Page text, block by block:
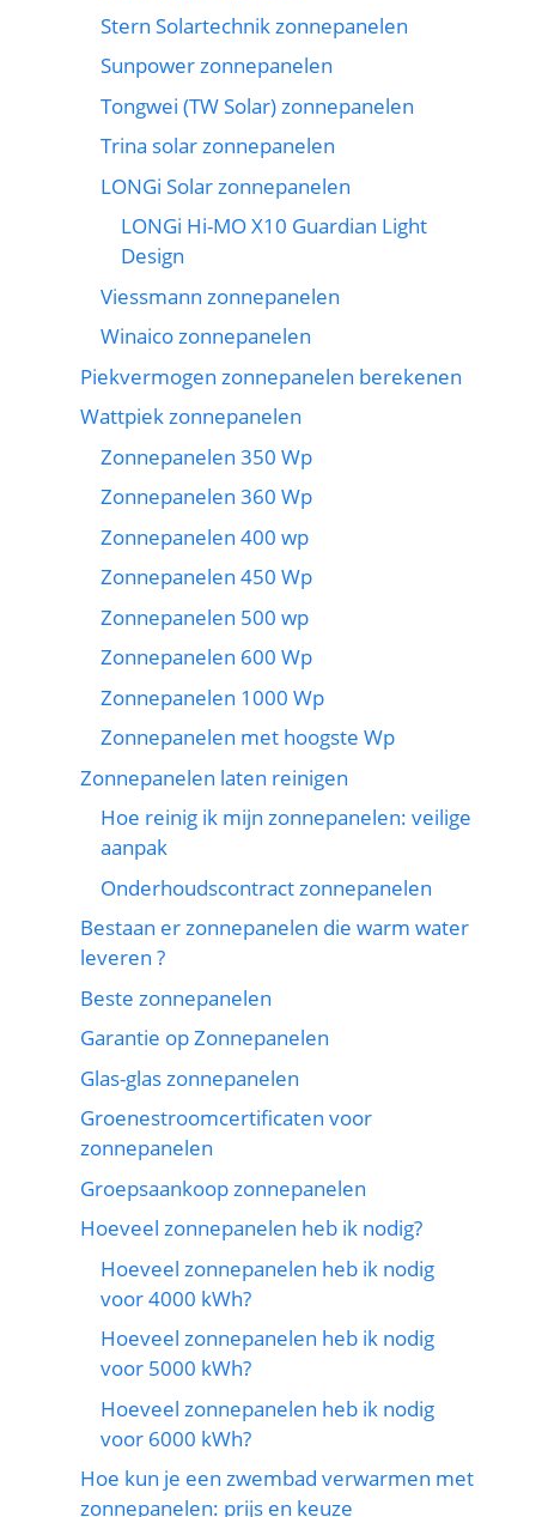
Stern Solartechnik zonnepanelen
Sunpower zonnepanelen
Tongwei (TW Solar) zonnepanelen
Trina solar zonnepanelen
LONGi Solar zonnepanelen
LONGi Hi-MO X10 Guardian Light
Design
Viessmann zonnepanelen
Winaico zonnepanelen
Piekvermogen zonnepanelen berekenen
Wattpiek zonnepanelen
Zonnepanelen 350 Wp
Zonnepanelen 360 Wp
Zonnepanelen 400 wp
Zonnepanelen 450 Wp
Zonnepanelen 500 wp
Zonnepanelen 600 Wp
Zonnepanelen 1000 Wp
Zonnepanelen met hoogste Wp
Zonnepanelen laten reinigen
Hoe reinig ik mijn zonnepanelen: veilige
aanpak
Onderhoudscontract zonnepanelen
Bestaan er zonnepanelen die warm water
leveren ?
Beste zonnepanelen
Garantie op Zonnepanelen
Glas-glas zonnepanelen
Groenestroomcertificaten voor
zonnepanelen
Groepsaankoop zonnepanelen
Hoeveel zonnepanelen heb ik nodig?
Hoeveel zonnepanelen heb ik nodig
voor 4000 kWh?
Hoeveel zonnepanelen heb ik nodig
voor 5000 kWh?
Hoeveel zonnepanelen heb ik nodig
voor 6000 kWh?
Hoe kun je een zwembad verwarmen met
zonnepanelen: prijs en keuze